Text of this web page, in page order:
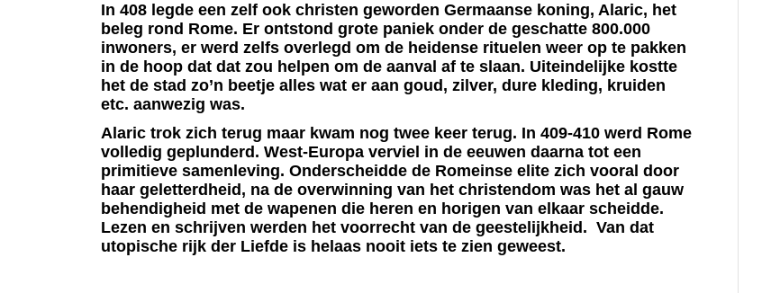
In 408 legde een zelf ook christen geworden Germaanse koning, Alaric, het
beleg rond Rome. Er ontstond grote paniek onder de geschatte 800.000
inwoners, er werd zelfs overlegd om de heidense rituelen weer op te pakken
in de hoop dat dat zou helpen om de aanval af te slaan. Uiteindelijke kostte
het de stad zo’n beetje alles wat er aan goud, zilver, dure kleding, kruiden
etc. aanwezig was.
Alaric trok zich terug maar kwam nog twee keer terug. In 409-410 werd Rome
volledig geplunderd. West-Europa verviel in de eeuwen daarna tot een
primitieve samenleving. Onderscheidde de Romeinse elite zich vooral door
haar geletterdheid, na de overwinning van het christendom was het al gauw
behendigheid met de wapenen die heren en horigen van elkaar scheidde.
Lezen en schrijven werden het voorrecht van de geestelijkheid. Van dat
utopische rijk der Liefde is helaas nooit iets te zien geweest.